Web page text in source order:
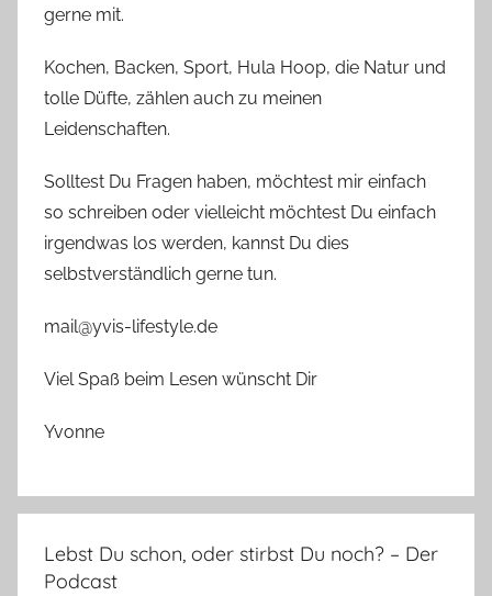
gerne mit.
Kochen, Backen, Sport, Hula Hoop, die Natur und
tolle Düfte, zählen auch zu meinen
Leidenschaften.
Solltest Du Fragen haben, möchtest mir einfach
so schreiben oder vielleicht möchtest Du einfach
irgendwas los werden, kannst Du dies
selbstverständlich gerne tun.
mail@yvis-lifestyle.de
Viel Spaß beim Lesen wünscht Dir
Yvonne
Lebst Du schon, oder stirbst Du noch? – Der
Podcast